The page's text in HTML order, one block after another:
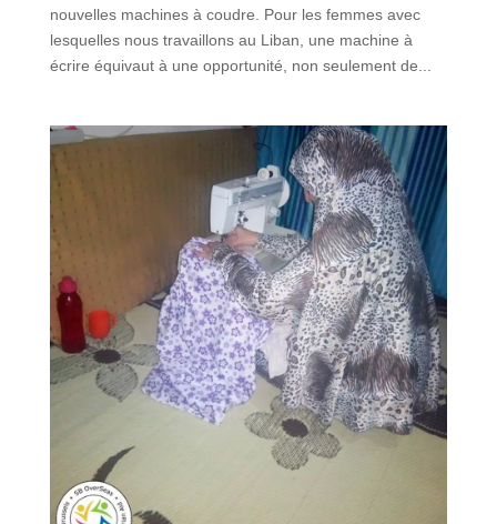
nouvelles machines à coudre. Pour les femmes avec
lesquelles nous travaillons au Liban, une machine à
écrire équivaut à une opportunité, non seulement de...